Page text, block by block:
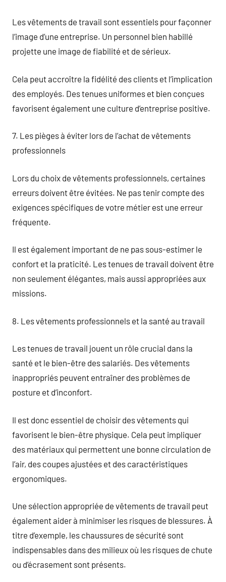
Les vêtements de travail sont essentiels pour façonner
l’image d’une entreprise. Un personnel bien habillé
projette une image de fiabilité et de sérieux.
Cela peut accroître la fidélité des clients et l’implication
des employés. Des tenues uniformes et bien conçues
favorisent également une culture d’entreprise positive.
7. Les pièges à éviter lors de l’achat de vêtements
professionnels
Lors du choix de vêtements professionnels, certaines
erreurs doivent être évitées. Ne pas tenir compte des
exigences spécifiques de votre métier est une erreur
fréquente.
Il est également important de ne pas sous-estimer le
confort et la praticité. Les tenues de travail doivent être
non seulement élégantes, mais aussi appropriées aux
missions.
8. Les vêtements professionnels et la santé au travail
Les tenues de travail jouent un rôle crucial dans la
santé et le bien-être des salariés. Des vêtements
inappropriés peuvent entraîner des problèmes de
posture et d’inconfort.
Il est donc essentiel de choisir des vêtements qui
favorisent le bien-être physique. Cela peut impliquer
des matériaux qui permettent une bonne circulation de
l’air, des coupes ajustées et des caractéristiques
ergonomiques.
Une sélection appropriée de vêtements de travail peut
également aider à minimiser les risques de blessures. À
titre d’exemple, les chaussures de sécurité sont
indispensables dans des milieux où les risques de chute
ou d’écrasement sont présents.